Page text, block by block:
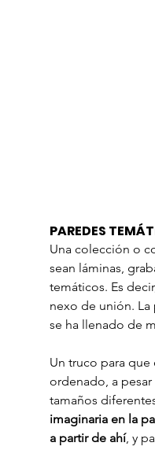
PAREDES
Una colección o
sean láminas,
temáticos. Es
nexo de unión.
se ha llenado de
Un truco para que
ordenado, a
tamaños
imaginaria en la
a partir de ahí, y